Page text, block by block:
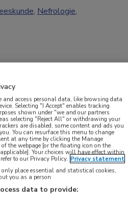
en hogere postprandiale
neemt het risico op
retinopathie op latere
Het advies is dan ook om
type 2 hierop te screenen.
, Nefrologie,
2-diabetes
and access personal data, like browsing data
Selecting "I Accept" enables tracking
shown under "we and our partners
selecting "Reject All" or withdrawing your
are disabled, some content and ads you
You can resurface this menu to change
at any time by clicking the Manage
the webpage [or the floating icon on the
Your choices will have effect within
to our Privacy Policy. Privacy statement
place essential and statistical cookies,
you as a person
data to provide: